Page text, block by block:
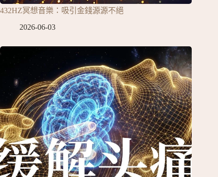
432HZ冥想音樂：吸引金錢源源不絕
2026-06-03